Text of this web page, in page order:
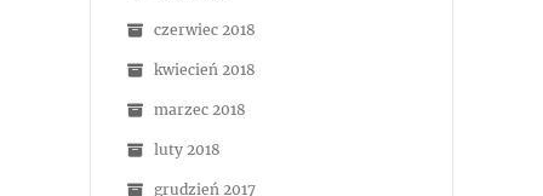
czerwiec 2018
kwiecień 2018
marzec 2018
luty 2018
grudzień 2017